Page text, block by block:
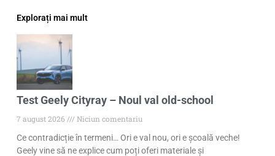
Explorați mai mult
Test Geely Cityray – Noul val old-school
7 august 2026
Niciun comentariu
Ce contradicție în termeni… Ori e val nou, ori e școală veche!
Geely vine să ne explice cum poți oferi materiale și